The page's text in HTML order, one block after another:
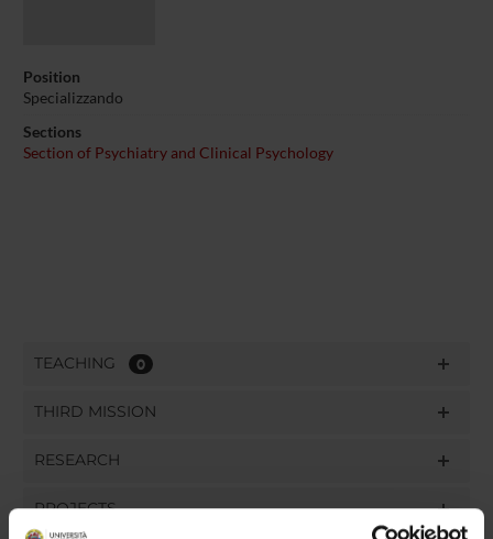
Position
Specializzando
Sections
Section of Psychiatry and Clinical Psychology
TEACHING 0
THIRD MISSION
RESEARCH
PROJECTS